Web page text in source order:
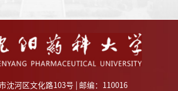
沈河区文化路103号 | 邮编：110016